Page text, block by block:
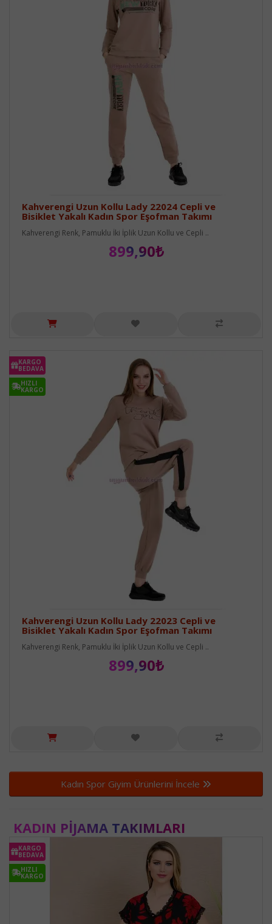
Kahverengi Uzun Kollu Lady 22024 Cepli ve
Bisiklet Yakalı Kadın Spor Eşofman Takımı
Kahverengi Renk, Pamuklu İki İplik Uzun Kollu ve Cepli ..
899,90₺
KARGO
BEDAVA
HIZLI
KARGO
Kahverengi Uzun Kollu Lady 22023 Cepli ve
Bisiklet Yakalı Kadın Spor Eşofman Takımı
Kahverengi Renk, Pamuklu İki İplik Uzun Kollu ve Cepli ..
899,90₺
Kadın Spor Giyim Ürünlerini İncele
KADIN PIJAMA TAKIMLARI
KARGO
BEDAVA
HIZLI
KARGO